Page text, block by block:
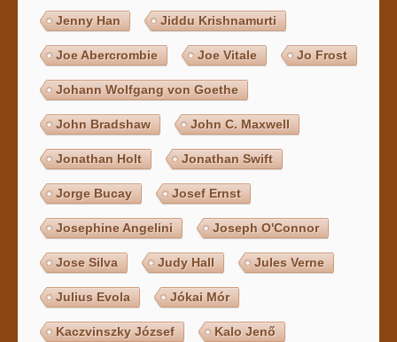
Jenny Han Jiddu Krishnamurti
Joe Abercrombie Joe Vitale Jo Frost
Johann Wolfgang von Goethe
John Bradshaw John C. Maxwell
Jonathan Holt Jonathan Swift
Jorge Bucay Josef Ernst
Josephine Angelini Joseph O'Connor
Jose Silva Judy Hall Jules Verne
Julius Evola Jókai Mór
Kaczvinszky József Kalo Jenő